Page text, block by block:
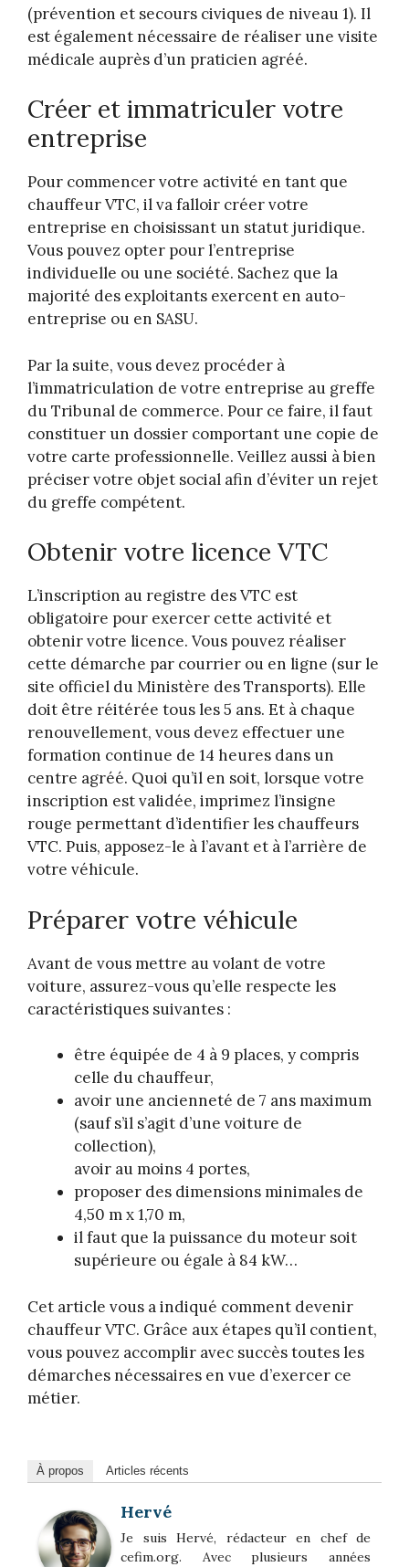
(prévention et secours civiques de niveau 1). Il
est également nécessaire de réaliser une visite
médicale auprès d’un praticien agréé.
Créer et immatriculer votre
entreprise
Pour commencer votre activité en tant que
chauffeur VTC, il va falloir créer votre
entreprise en choisissant un statut juridique.
Vous pouvez opter pour l’entreprise
individuelle ou une société. Sachez que la
majorité des exploitants exercent en auto-
entreprise ou en SASU.
Par la suite, vous devez procéder à
l’immatriculation de votre entreprise au greffe
du Tribunal de commerce. Pour ce faire, il faut
constituer un dossier comportant une copie de
votre carte professionnelle. Veillez aussi à bien
préciser votre objet social afin d’éviter un rejet
du greffe compétent.
Obtenir votre licence VTC
L’inscription au registre des VTC est
obligatoire pour exercer cette activité et
obtenir votre licence. Vous pouvez réaliser
cette démarche par courrier ou en ligne (sur le
site officiel du Ministère des Transports). Elle
doit être réitérée tous les 5 ans. Et à chaque
renouvellement, vous devez effectuer une
formation continue de 14 heures dans un
centre agréé. Quoi qu’il en soit, lorsque votre
inscription est validée, imprimez l’insigne
rouge permettant d’identifier les chauffeurs
VTC. Puis, apposez-le à l’avant et à l’arrière de
votre véhicule.
Préparer votre véhicule
Avant de vous mettre au volant de votre
voiture, assurez-vous qu’elle respecte les
caractéristiques suivantes :
être équipée de 4 à 9 places, y compris
celle du chauffeur,
avoir une ancienneté de 7 ans maximum
(sauf s’il s’agit d’une voiture de
collection),
avoir au moins 4 portes,
proposer des dimensions minimales de
4,50 m x 1,70 m,
il faut que la puissance du moteur soit
supérieure ou égale à 84 kW…
Cet article vous a indiqué comment devenir
chauffeur VTC. Grâce aux étapes qu’il contient,
vous pouvez accomplir avec succès toutes les
démarches nécessaires en vue d’exercer ce
métier.
À propos Articles récents
Hervé
Je suis Hervé, rédacteur en chef de
cefim.org. Avec plusieurs années